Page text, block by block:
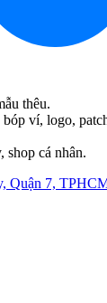
thêu.
ví, logo,
shop cá nhân.
Quận 7,